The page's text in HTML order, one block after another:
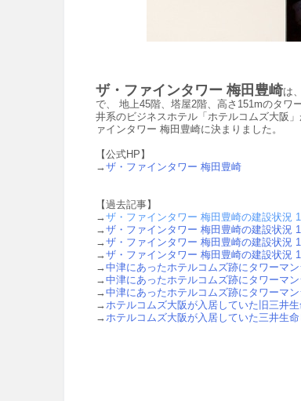
ザ・ファインタワー 梅田豊崎は
で、 地上45階、塔屋2階、高さ151mのタワ
井系のビジネスホテル「ホテルコムズ大阪
ァインタワー 梅田豊崎に決まりました。
【公式HP】
→ザ・ファインタワー 梅田豊崎
【過去記事】
→ザ・ファインタワー 梅田豊崎の建設状況
→ザ・ファインタワー 梅田豊崎の建設状況
→ザ・ファインタワー 梅田豊崎の建設状況
→ザ・ファインタワー 梅田豊崎の建設状況
→中津にあったホテルコムズ跡にタワーマ
→中津にあったホテルコムズ跡にタワーマ
→中津にあったホテルコムズ跡にタワーマ
→ホテルコムズ大阪が入居していた旧三井
→ホテルコムズ大阪が入居していた三井生